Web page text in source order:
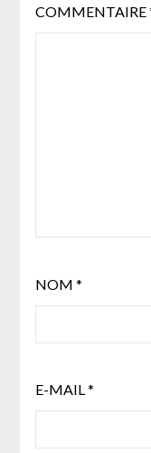
COMMENTAIRE
NOM *
E-MAIL *